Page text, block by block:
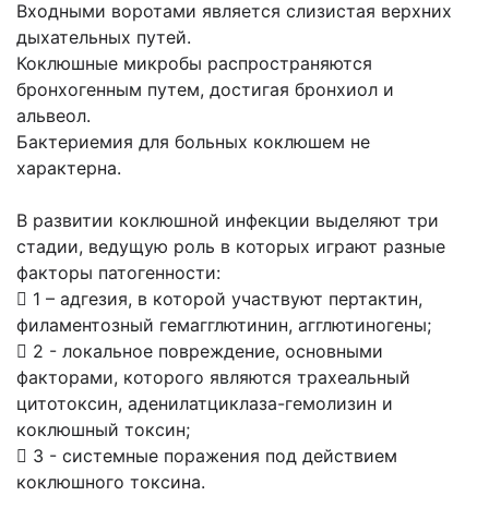
Входными воротами является слизистая верхних
дыхательных путей.
Коклюшные микробы распространяются
бронхогенным путем, достигая бронхиол и
альвеол.
Бактериемия для больных коклюшем не
характерна.
В развитии коклюшной инфекции выделяют три
стадии, ведущую роль в которых играют разные
факторы патогенности:
 1 – адгезия, в которой участвуют пертактин,
филаментозный гемагглютинин, агглютиногены;
 2 - локальное повреждение, основными
факторами, которого являются трахеальный
цитотоксин, аденилатциклаза-гемолизин и
коклюшный токсин;
 3 - системные поражения под действием
коклюшного токсина.